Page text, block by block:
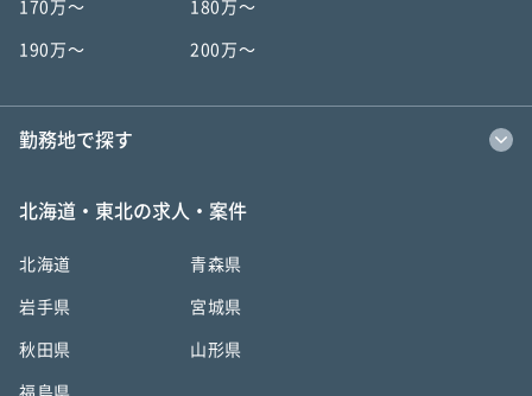
170万〜 180万〜
190万〜 200万〜
勤務地で探す
北海道・東北の求人・案件
北海道 青森県
岩手県 宮城県
秋田県 山形県
福島県